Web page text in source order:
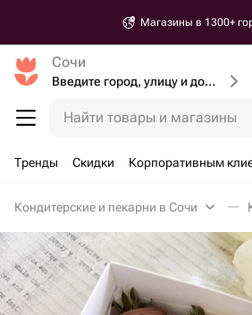
Магазины в 1300+
Сочи
Введите город, улицу и дом доставки
Найти товары и магазины
Тренды Скидки Корпоративным
Кондитерские и пекарни в Сочи